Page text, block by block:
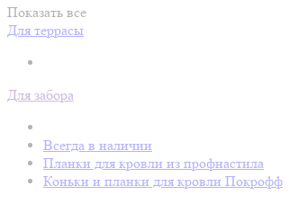
Показать все
Для террасы
Для забора
Всегда в наличии
Планки для кровли из профнастила
Коньки и планки для кровли Покрофф